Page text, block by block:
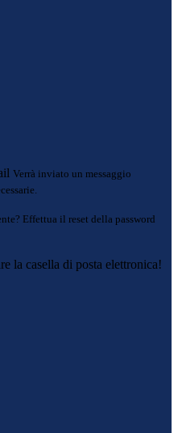
Verrà inviato un messaggio
Effettua il reset della password
la casella di posta elettronica!